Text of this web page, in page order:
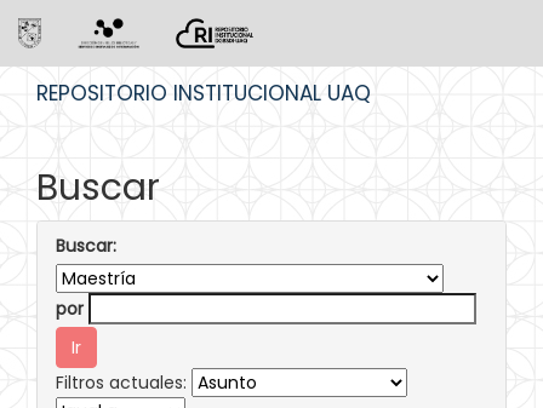
REPOSITORIO INSTITUCIONAL UAQ
Buscar
Buscar:
por
Filtros actuales: